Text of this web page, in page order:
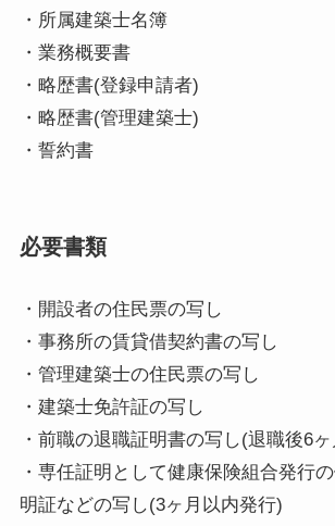
・所属建築士名簿
・業務概要書
・略歴書(登録申請者)
・略歴書(管理建築士)
・誓約書
必要書類
・開設者の住民票の写し
・事務所の賃貸借契約書の写し
・管理建築士の住民票の写し
・建築士免許証の写し
・前職の退職証明書の写し(退職後6
・専任証明として健康保険組合発行
明証などの写し(3ヶ月以内発行)